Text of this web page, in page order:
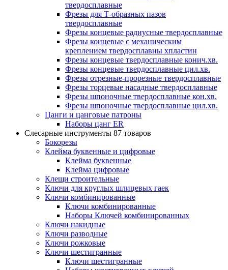
твердосплавные
Фрезы для Т-образных пазов
твердосплавные
Фрезы концевые радиусные твердосплавные
Фрезы концевые с механическим
креплением твердосплавны хпластин
Фрезы концевые твердосплавные конич.хв.
Фрезы концевые твердосплавные цил.хв.
Фрезы отрезные-прорезные твердосплавные
Фрезы торцевые насадные твердосплавные
Фрезы шпоночные твердосплавные кон.хв.
Фрезы шпоночные твердосплавные цил.хв.
Цанги и цанговые патроны
Наборы цанг ER
Слесарные инструменты 87 товаров
Бокорезы
Клейма буквенные и цифровые
Клейма буквенные
Клейма цифровые
Клещи строительные
Ключи для круглых шлицевых гаек
Ключи комбинированные
Ключи комбинированные
Наборы Ключей комбинированных
Ключи накидные
Ключи разводные
Ключи рожковые
Ключи шестигранные
Ключи шестигранные